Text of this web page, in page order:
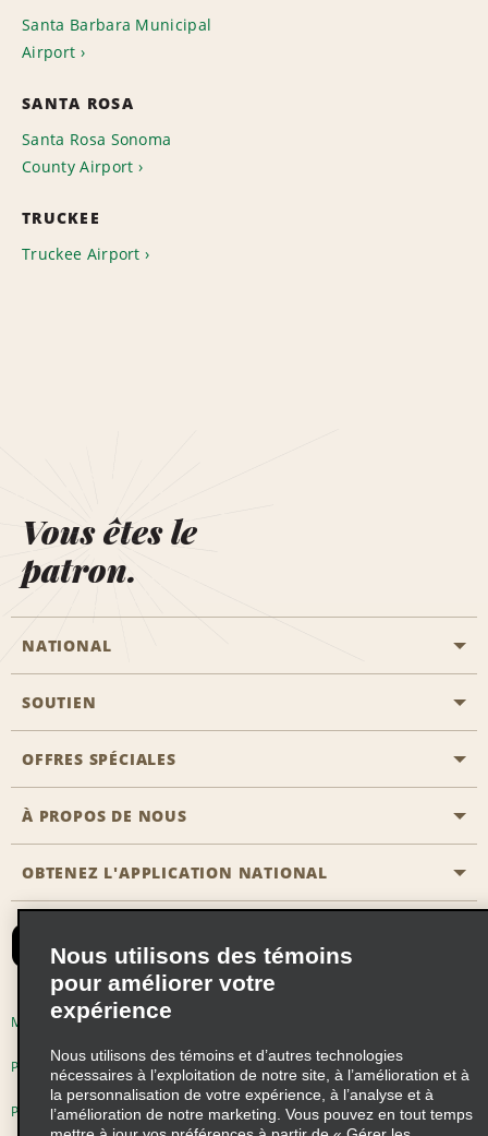
Santa Barbara Municipal
Airport
SANTA ROSA
Santa Rosa Sonoma
County Airport
TRUCKEE
Truckee Airport
Vous êtes le
patron.
NATIONAL
Aviation générale
Emplacements Emerald Aisle
Agents de voyage
Réserver un véhicule pour quelqu'un d'autre
Emerald Club se connecter
Emerald Club S'inscrire
Emerald Club Avantages
Emerald Club Services
SOUTIEN
Clients ayant un handicap
Nous contacter
FAQ
OFFRES SPÉCIALES
Toutes les offres
Abonnement aux courriels
À PROPOS DE NOUS
Histoire de l’entreprise
Nouvelles et histoires
Responsabilité sociale
Occasions de franchise mondiales
Perspectives de carrière
OBTENEZ L'APPLICATION NATIONAL
Modalités d'utilisation
Politique sur les fichiers témoins
Pluriannuel d'accessibilité Choix de confidentialité
Nous utilisons des témoins
pour améliorer votre
expérience
Nous utilisons des témoins et d’autres technologies
nécessaires à l’exploitation de notre site, à l’amélioration et à
la personnalisation de votre expérience, à l’analyse et à
l’amélioration de notre marketing. Vous pouvez en tout temps